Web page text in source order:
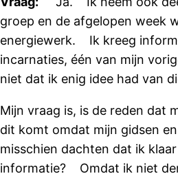
groep en de afgelopen week
energiewerk. Ik kreeg
incarnaties, één van mijn
niet dat ik enig idee had van
Mijn vraag is, is de reden dat
dit komt omdat mijn gidsen
misschien dachten dat ik
informatie? Omdat ik niet